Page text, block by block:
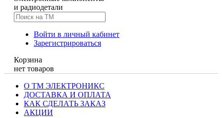
и радиодетали
Войти в личный кабинет
Зарегистрироваться
Корзина
нет товаров
О ТМ ЭЛЕКТРОНИКС
ДОСТАВКА И ОПЛАТА
КАК СДЕЛАТЬ ЗАКАЗ
АКЦИИ